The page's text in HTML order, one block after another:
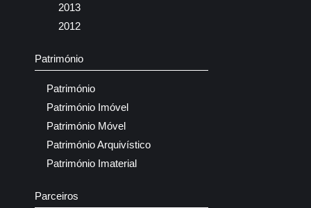
2013
2012
Património
Património
Património Imóvel
Património Móvel
Património Arquivístico
Património Imaterial
Parceiros